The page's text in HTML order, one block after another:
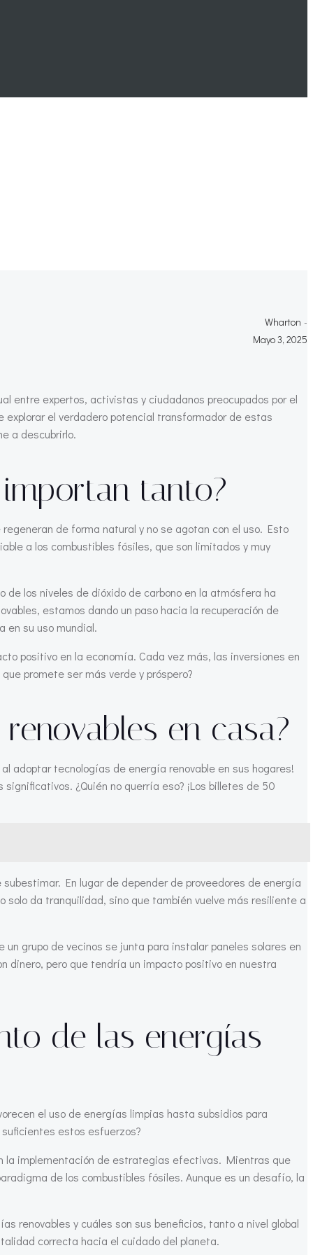
Wharton -
Mayo 3, 2025
entre expertos, activistas y ciudadanos preocupados por el
el verdadero potencial transformador de estas
a descubrirlo.
tanto?
de forma natural y no se agotan con el uso. Esto
a los combustibles fósiles, que son limitados y muy
los niveles de dióxido de carbono en la atmósfera ha
estamos dando un paso hacia la recuperación de
en su uso mundial.
positivo en la economía. Cada vez más, las inversiones en
promete ser más verde y próspero?
en casa?
adoptar tecnologías de energía renovable en sus hogares!
¿Quién no querría eso? ¡Los billetes de 50
En lugar de depender de proveedores de energía
da tranquilidad, sino que también vuelve más resiliente a
grupo de vecinos se junta para instalar paneles solares en
dinero, pero que tendría un impacto positivo en nuestra
de las energías
el uso de energías limpias hasta subsidios para
estos esfuerzos?
la implementación de estrategias efectivas. Mientras que
de los combustibles fósiles. Aunque es un desafío, la
renovables y cuáles son sus beneficios, tanto a nivel global
correcta hacia el cuidado del planeta.